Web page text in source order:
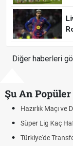
Diğer haberleri
Şu An
Hazırlık Maçı ve
Süper Lig Kaç Hafta
Türkiye'de Transfer